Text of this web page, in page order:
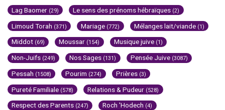
Lag Baomer (29) Le sens des prénoms hébraïques (2)
Limoud Torah (371) Mariage (772) Mélanges lait/viande (1)
Middot (69) Moussar (154) Musique juive (1)
Non-Juifs (249) Nos Sages (131) Pensée Juive (3087)
Pessah (1508) Pourim (274) Prières (3)
Pureté Familiale (578) Relations & Pudeur (528)
Respect des Parents (247) Roch 'Hodech (4)